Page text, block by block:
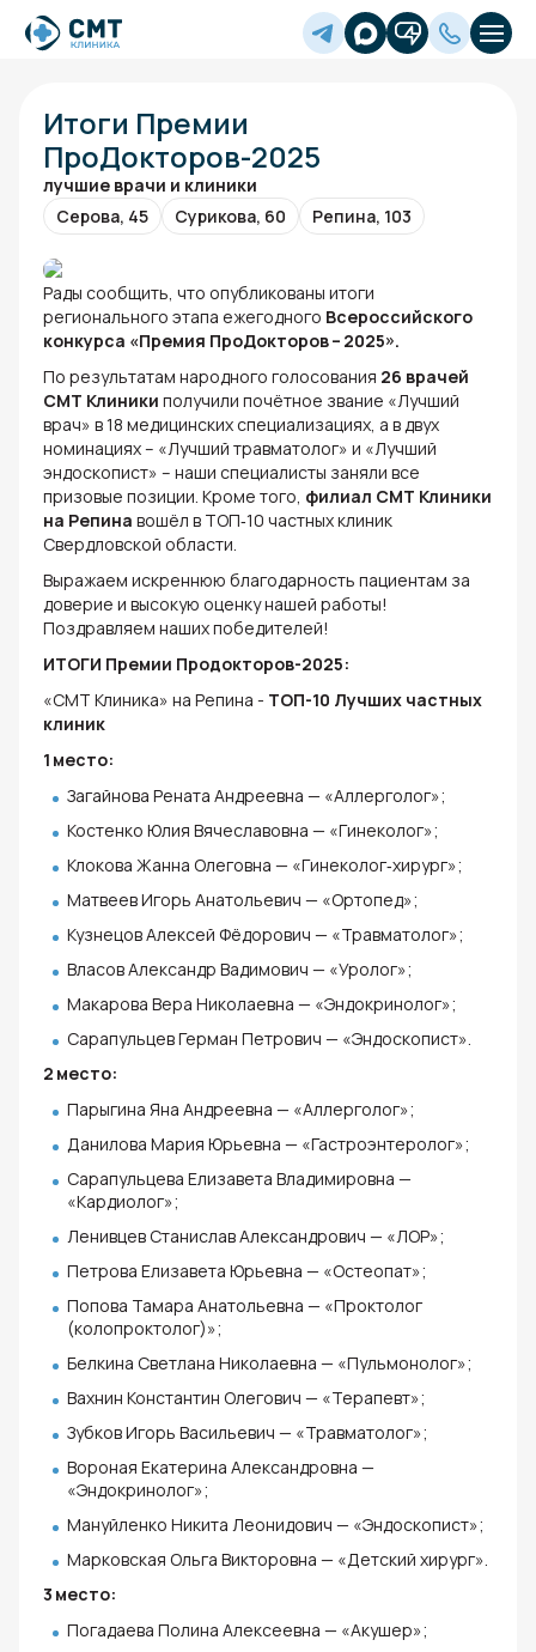
Итоги Премии
ПроДокторов-2025
лучшие врачи и клиники
Серова, 45
Сурикова, 60 Репина, 103
Рады сообщить, что опубликованы итоги
регионального этапа ежегодного Всероссийского
конкурса «Премия ПроДокторов – 2025».
По результатам народного голосования 26 врачей
СМТ Клиники получили почётное звание «Лучший
врач» в 18 медицинских специализациях, а в двух
номинациях – «Лучший травматолог» и «Лучший
эндоскопист» – наши специалисты заняли все
призовые позиции. Кроме того, филиал СМТ Клиники
на Репина вошёл в ТОП‑10 частных клиник
Свердловской области.
Выражаем искреннюю благодарность пациентам за
доверие и высокую оценку нашей работы!
Поздравляем наших победителей!
ИТОГИ Премии Продокторов-2025:
«СМТ Клиника» на Репина - ТОП-10 Лучших частных
клиник
1 место:
Загайнова Рената Андреевна — «Аллерголог»;
Костенко Юлия Вячеславовна — «Гинеколог»;
Клокова Жанна Олеговна — «Гинеколог‑хирург»;
Матвеев Игорь Анатольевич — «Ортопед»;
Кузнецов Алексей Фёдорович — «Травматолог»;
Власов Александр Вадимович — «Уролог»;
Макарова Вера Николаевна — «Эндокринолог»;
Сарапульцев Герман Петрович — «Эндоскопист».
2 место:
Парыгина Яна Андреевна — «Аллерголог»;
Данилова Мария Юрьевна — «Гастроэнтеролог»;
Сарапульцева Елизавета Владимировна —
«Кардиолог»;
Ленивцев Станислав Александрович — «ЛОР»;
Петрова Елизавета Юрьевна — «Остеопат»;
Попова Тамара Анатольевна — «Проктолог
(колопроктолог)»;
Белкина Светлана Николаевна — «Пульмонолог»;
Вахнин Константин Олегович — «Терапевт»;
Зубков Игорь Васильевич — «Травматолог»;
Вороная Екатерина Александровна —
«Эндокринолог»;
Мануйленко Никита Леонидович — «Эндоскопист»;
Марковская Ольга Викторовна — «Детский хирург».
3 место:
Погадаева Полина Алексеевна — «Акушер»;